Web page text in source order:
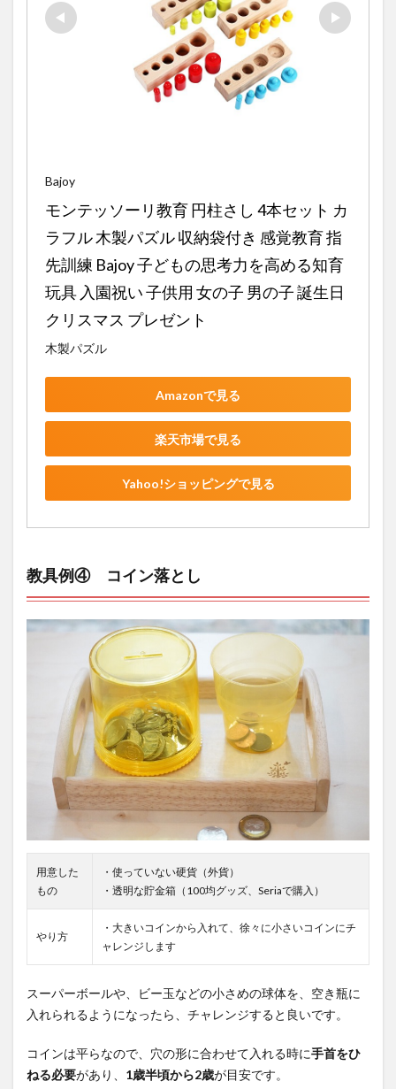
Bajoy
モンテッソーリ教育 円柱さし 4本セット カ
ラフル 木製パズル 収納袋付き 感覚教育 指
先訓練 Bajoy 子どもの思考力を高める知育
玩具 入園祝い 子供用 女の子 男の子 誕生日
クリスマス プレゼント
木製パズル
Amazonで見る
楽天市場で見る
Yahoo!ショッピングで見る
教具例④ コイン落とし
用意した
もの
・使っていない硬貨（外貨）
・透明な貯金箱（100均グッズ、Seriaで購入）
やり方
・大きいコインから入れて、徐々に小さいコインにチ
ャレンジします
スーパーボールや、ビー玉などの小さめの球体を、空き瓶に
入れられるようになったら、チャレンジすると良いです。
コインは平らなので、穴の形に合わせて入れる時に手首をひ
ねる必要があり、 1歳半頃から2歳が目安です。